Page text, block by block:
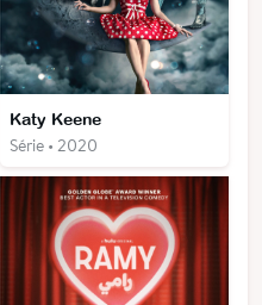
Katy Keene
Série • 2020